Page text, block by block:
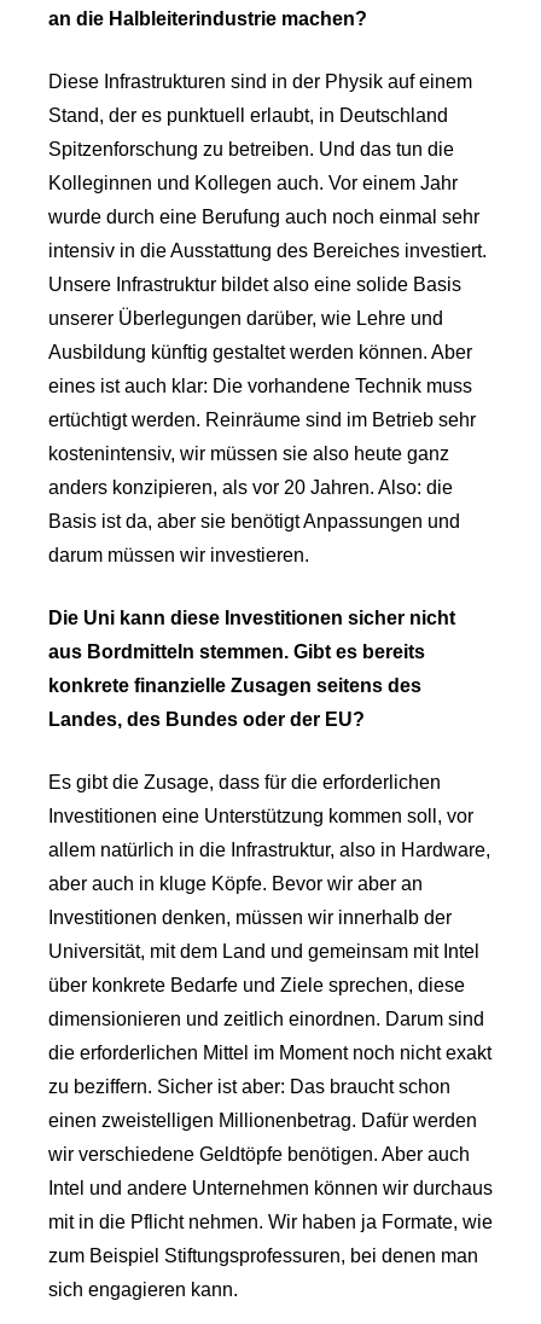
an die Halbleiterindustrie machen?
Diese Infrastrukturen sind in der Physik auf einem
Stand, der es punktuell erlaubt, in Deutschland
Spitzenforschung zu betreiben. Und das tun die
Kolleginnen und Kollegen auch. Vor einem Jahr
wurde durch eine Berufung auch noch einmal sehr
intensiv in die Ausstattung des Bereiches investiert.
Unsere Infrastruktur bildet also eine solide Basis
unserer Überlegungen darüber, wie Lehre und
Ausbildung künftig gestaltet werden können. Aber
eines ist auch klar: Die vorhandene Technik muss
ertüchtigt werden. Reinräume sind im Betrieb sehr
kostenintensiv, wir müssen sie also heute ganz
anders konzipieren, als vor 20 Jahren. Also: die
Basis ist da, aber sie benötigt Anpassungen und
darum müssen wir investieren.
Die Uni kann diese Investitionen sicher nicht
aus Bordmitteln stemmen. Gibt es bereits
konkrete finanzielle Zusagen seitens des
Landes, des Bundes oder der EU?
Es gibt die Zusage, dass für die erforderlichen
Investitionen eine Unterstützung kommen soll, vor
allem natürlich in die Infrastruktur, also in Hardware,
aber auch in kluge Köpfe. Bevor wir aber an
Investitionen denken, müssen wir innerhalb der
Universität, mit dem Land und gemeinsam mit Intel
über konkrete Bedarfe und Ziele sprechen, diese
dimensionieren und zeitlich einordnen. Darum sind
die erforderlichen Mittel im Moment noch nicht exakt
zu beziffern. Sicher ist aber: Das braucht schon
einen zweistelligen Millionenbetrag. Dafür werden
wir verschiedene Geldtöpfe benötigen. Aber auch
Intel und andere Unternehmen können wir durchaus
mit in die Pflicht nehmen. Wir haben ja Formate, wie
zum Beispiel Stiftungsprofessuren, bei denen man
sich engagieren kann.